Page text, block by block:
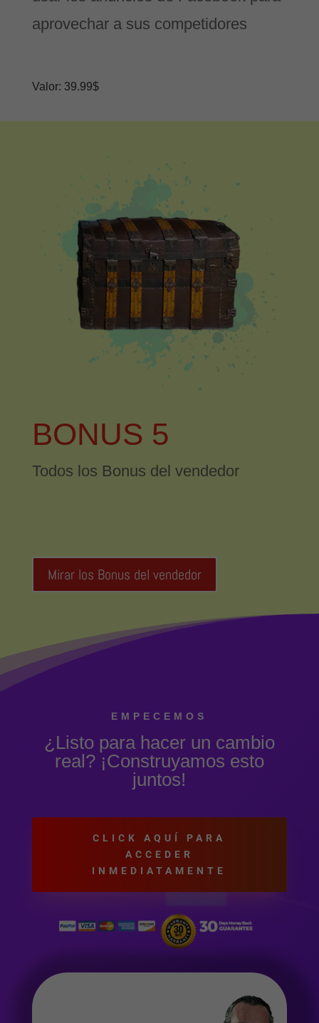
aprovechar a sus competidores
Valor: 39.99$
BONUS 5
Todos los Bonus del vendedor
Mirar los Bonus del vendedor
EMPECEMOS
¿Listo para hacer un cambio
real? ¡Construyamos esto
juntos!
CLICK AQUÍ PARA
ACCEDER
INMEDIATAMENTE